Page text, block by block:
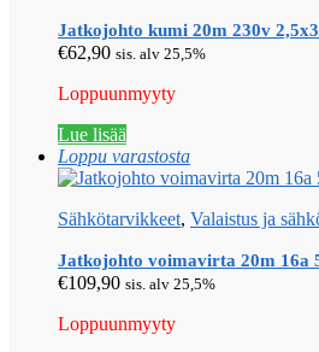
Jatkojohto kumi 20m 230v
€62,90 sis. alv 25,5%
Loppuunmyyty
Lue lisää
Loppu varastosta
Sähkötarvikkeet, Valaistus ja
Jatkojohto voimavirta 20m 16a
€109,90 sis. alv 25,5%
Loppuunmyyty